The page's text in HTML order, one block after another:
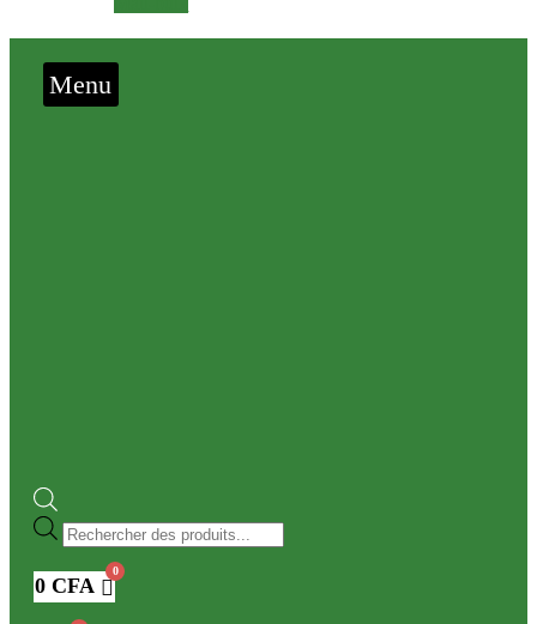
Menu
Recherche
de
produits
0 CFA